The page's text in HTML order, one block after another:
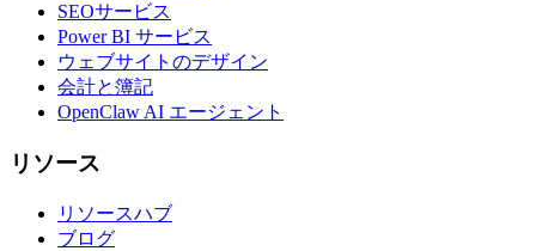
SEOサービス
Power BI サービス
ウェブサイトのデザイン
会計と簿記
OpenClaw AI エージェント
リソース
リソースハブ
ブログ